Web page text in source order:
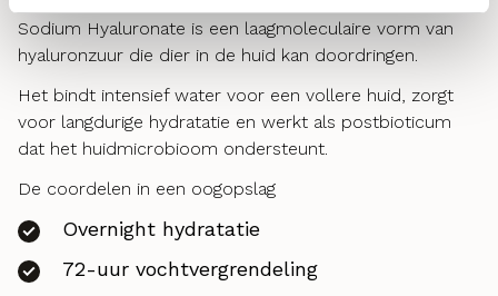
Sodium Hyaluronate is een laagmoleculaire vorm van
hyaluronzuur die dier in de huid kan doordringen.
Het bindt intensief water voor een vollere huid, zorgt
voor langdurige hydratatie en werkt als postbioticum
dat het huidmicrobioom ondersteunt.
De coordelen in een oogopslag
Overnight hydratatie
72-uur vochtvergrendeling